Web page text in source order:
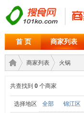
首 页 商家列表
商家›
商家列表
›
火锅
共查找到 0 个商家
选择地区 全部 锦江区